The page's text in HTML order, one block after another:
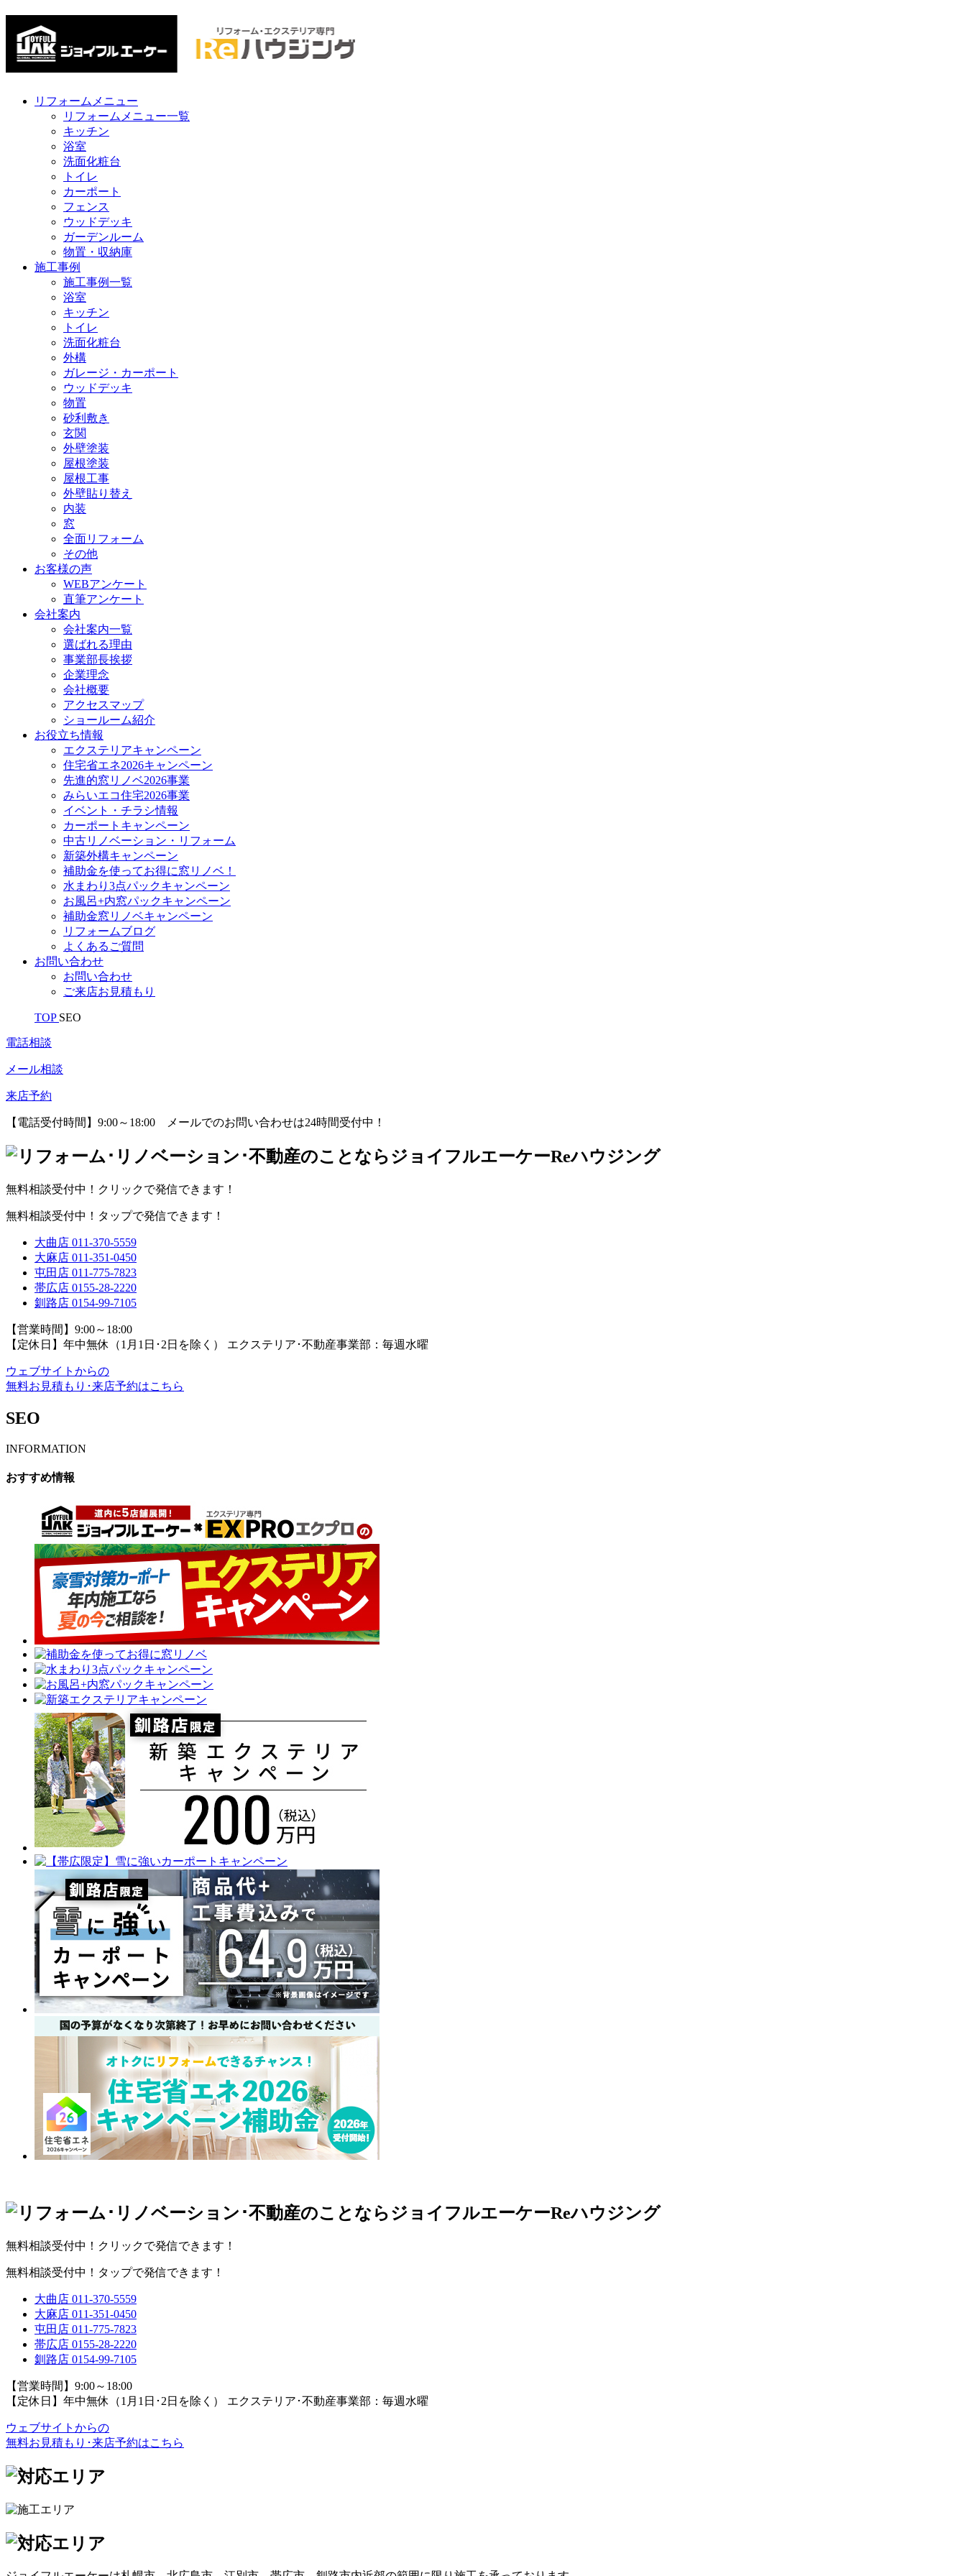
リフォームメニュー
リフォームメニュー一覧
キッチン
浴室
洗面化粧台
トイレ
カーポート
フェンス
ウッドデッキ
ガーデンルーム
物置・収納庫
施工事例
施工事例一覧
浴室
キッチン
トイレ
洗面化粧台
外構
ガレージ・カーポート
ウッドデッキ
物置
砂利敷き
玄関
外壁塗装
屋根塗装
屋根工事
外壁貼り替え
内装
窓
全面リフォーム
その他
お客様の声
WEBアンケート
直筆アンケート
会社案内
会社案内一覧
選ばれる理由
事業部長挨拶
企業理念
会社概要
アクセスマップ
ショールーム紹介
お役立ち情報
エクステリアキャンペーン
住宅省エネ2026キャンペーン
先進的窓リノベ2026事業
みらいエコ住宅2026事業
イベント・チラシ情報
カーポートキャンペーン
中古リノベーション・リフォーム
新築外構キャンペーン
補助金を使ってお得に窓リノベ！
水まわり3点パックキャンペーン
お風呂+内窓パックキャンペーン
補助金窓リノベキャンペーン
リフォームブログ
よくあるご質問
お問い合わせ
お問い合わせ
ご来店お見積もり
TOP SEO
電話相談
メール相談
来店予約
【電話受付時間】9:00～18:00 メールでのお問い合わせは24時間受付中！
無料相談受付中！クリックで発信できます！
無料相談受付中！タップで発信できます！
大曲店 011-370-5559
大麻店 011-351-0450
屯田店 011-775-7823
帯広店 0155-28-2220
釧路店 0154-99-7105
【営業時間】9:00～18:00
【定休日】年中無休（1月1日･2日を除く） エクステリア･不動産事業部：毎週水曜
ウェブサイトからの
無料お見積もり･来店予約はこちら
SEO
INFORMATION
おすすめ情報
無料相談受付中！クリックで発信できます！
無料相談受付中！タップで発信できます！
大曲店 011-370-5559
大麻店 011-351-0450
屯田店 011-775-7823
帯広店 0155-28-2220
釧路店 0154-99-7105
【営業時間】9:00～18:00
【定休日】年中無休（1月1日･2日を除く） エクステリア･不動産事業部：毎週水曜
ウェブサイトからの
無料お見積もり･来店予約はこちら